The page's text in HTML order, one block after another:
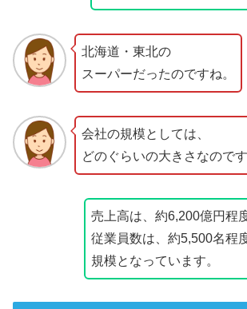
北海道・東北の
スーパーだったのですね。
会社の規模としては、
どのぐらいの大きさなので
売上高は、約6,200億円程
従業員数は、約5,500名程
規模となっています。